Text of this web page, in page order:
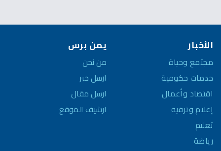
الأخبار
مجتمع وحياة
خدمات حكومية
اقتصاد وأعمال
إعلام وترفيه
تعليم
رياضة
يمن برس
من نحن
ارسل خبر
ارسل مقال
ارشيف الموقع